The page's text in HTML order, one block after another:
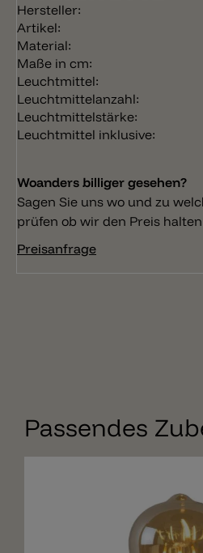
Hersteller:
Artikel:
Material:
Maße in cm:
Leuchtmittel:
Leuchtmittelanzahl:
Leuchtmittelstärke:
Leuchtmittel inklusive:
Woanders billiger gesehen?
Sagen Sie uns wo und zu
prüfen ob wir den Preis
Preisanfrage
Passendes